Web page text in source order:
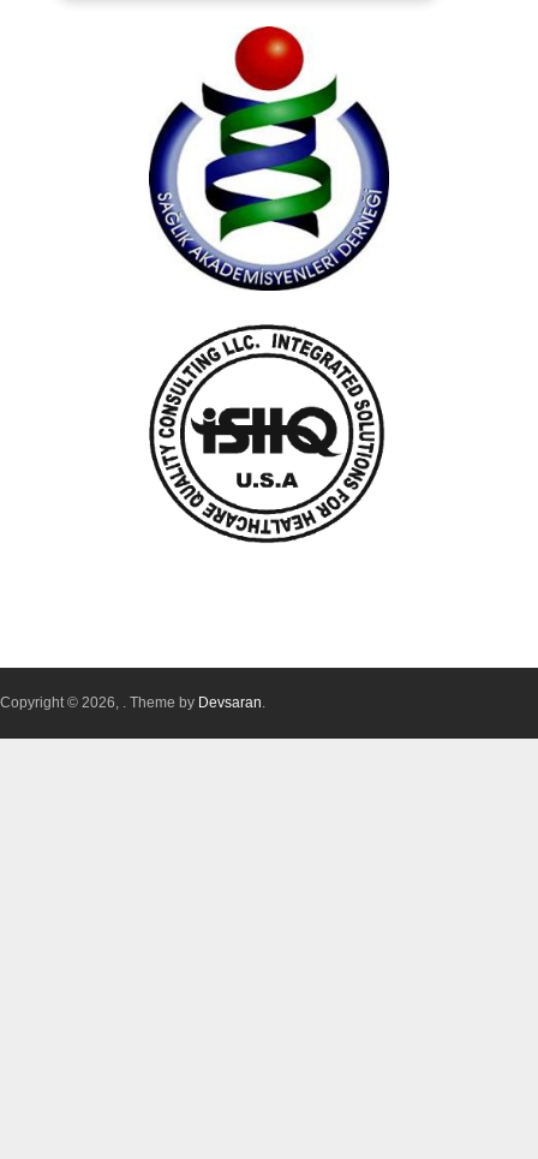
Copyright © 2026, . Theme by Devsaran.